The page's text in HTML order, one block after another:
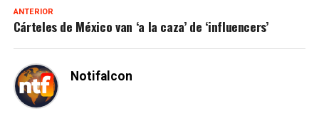
ANTERIOR
Cárteles de México van ‘a la caza’ de ‘influencers’
Notifalcon